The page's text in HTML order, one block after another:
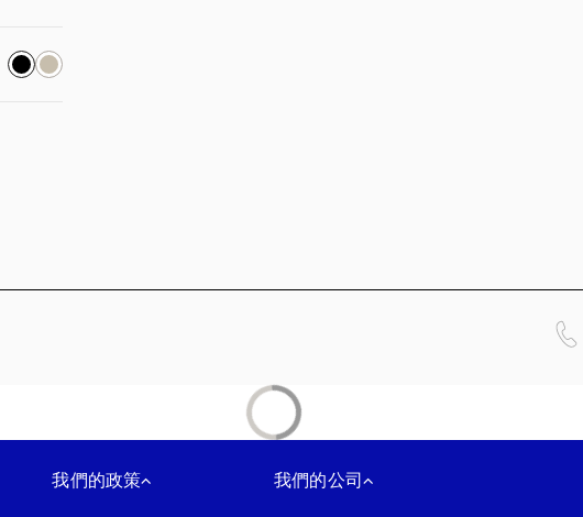
我們的政策 我們的公司